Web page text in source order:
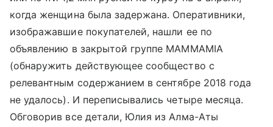
когда женщина была задержана. Оперативники,
изображавшие покупателей, нашли ее по
объявлению в закрытой группе MAMMAMIA
(обнаружить действующее сообщество с
релевантным содержанием в сентябре 2018 года
не удалось). И переписывались четыре месяца.
Обговорив все детали, Юлия из Алма-Аты